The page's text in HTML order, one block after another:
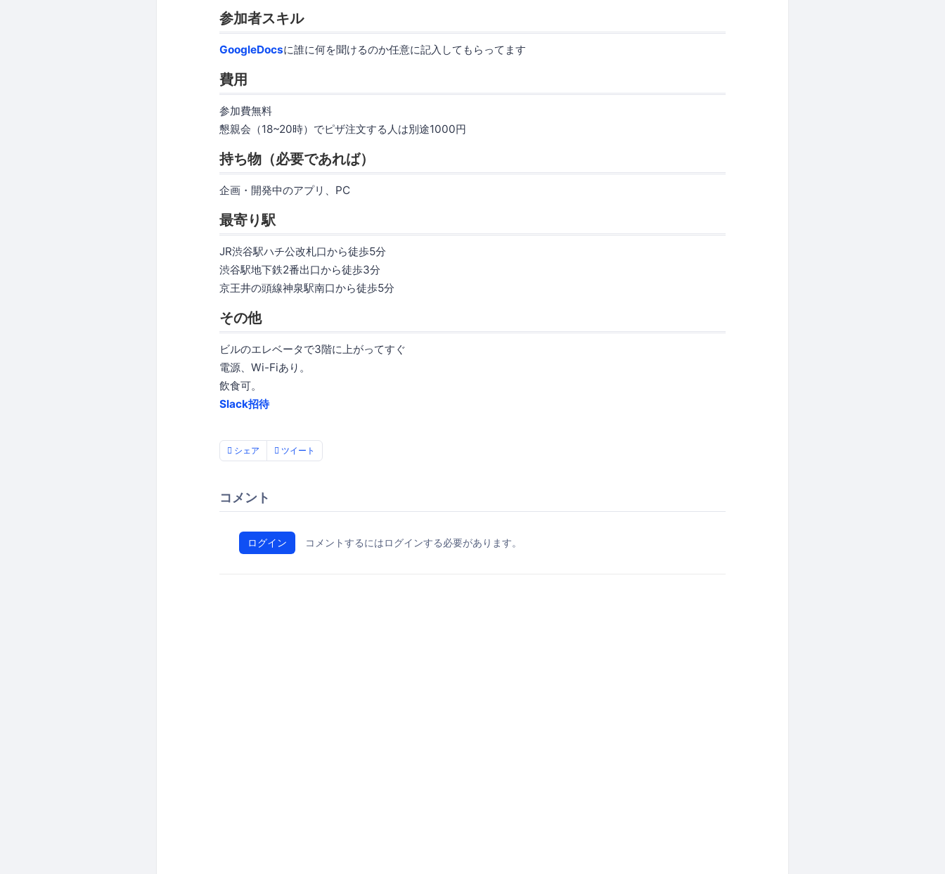
参加者スキル
GoogleDocsに誰に何を聞けるのか任意に記入してもらってます
費用
参加費無料
懇親会（18~20時）でピザ注文する人は別途1000円
持ち物（必要であれば）
企画・開発中のアプリ、PC
最寄り駅
JR渋谷駅ハチ公改札口から徒歩5分
渋谷駅地下鉄2番出口から徒歩3分
京王井の頭線神泉駅南口から徒歩5分
その他
ビルのエレベータで3階に上がってすぐ
電源、Wi-Fiあり。
飲食可。
Slack招待
シェア ツイート
コメント
ログイン コメントするにはログインする必要があります。